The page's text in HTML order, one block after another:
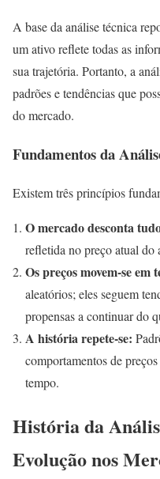
A base da análise técnica
um ativo reflete todas as
sua trajetória. Portanto, a
padrões e tendências que
do mercado.
Fundamentos da
Existem três princípios
O mercado desconta
refletida no preço atual do
Os preços movem-se em
aleatórios; eles seguem
propensas a continuar do
A história repete-se:
comportamentos de
tempo.
História da
Evolução nos